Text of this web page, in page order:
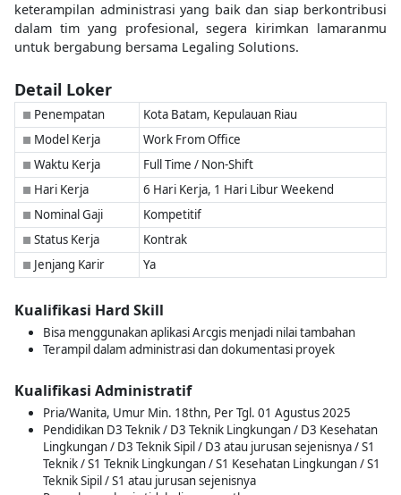
keterampilan administrasi yang baik dan siap berkontribusi
dalam tim yang profesional, segera kirimkan lamaranmu
untuk bergabung bersama Legaling Solutions.
Detail Loker
■ Penempatan Kota Batam, Kepulauan Riau
■ Model Kerja Work From Office
■ Waktu Kerja Full Time / Non-Shift
■ Hari Kerja 6 Hari Kerja, 1 Hari Libur Weekend
■ Nominal Gaji Kompetitif
■ Status Kerja Kontrak
■ Jenjang Karir Ya
Kualifikasi Hard Skill
Bisa menggunakan aplikasi Arcgis menjadi nilai tambahan
Terampil dalam administrasi dan dokumentasi proyek
Kualifikasi Administratif
Pria/Wanita, Umur Min. 18thn, Per Tgl. 01 Agustus 2025
Pendidikan D3 Teknik / D3 Teknik Lingkungan / D3 Kesehatan
Lingkungan / D3 Teknik Sipil / D3 atau jurusan sejenisnya / S1
Teknik / S1 Teknik Lingkungan / S1 Kesehatan Lingkungan / S1
Teknik Sipil / S1 atau jurusan sejenisnya